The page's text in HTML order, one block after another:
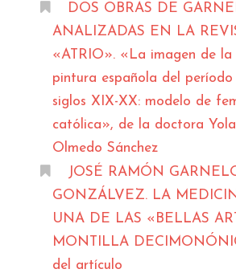
DOS OBRAS DE
ANALIZADAS EN LA
«ATRIO». «La imagen de la
pintura española del
siglos XIX-XX: modelo de
católica», de la doctora
Olmedo Sánchez
JOSÉ RAMÓN
GONZÁLVEZ. LA
UNA DE LAS «BELLAS
MONTILLA
del artículo